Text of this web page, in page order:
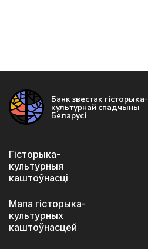
Банк звестак гісторыка-
культурнай спадчыны
Беларусі
Гісторыка-
культурныя
каштоўнасці
Мапа гісторыка-
культурных
каштоўнасцей